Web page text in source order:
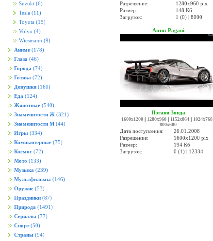
Suzuki (6)
Tesla (11)
Toyota (15)
Volvo (4)
Wiesmann (9)
Аниме (178)
Глаза (46)
Города (74)
Готика (72)
Девушки (160)
Еда (124)
Животные (540)
Знаменитости Ж (321)
Знаменитости М (44)
Игры (334)
Компьютерные (75)
Космос (72)
Мото (133)
Музыка (239)
Мультфильмы (146)
Оружие (53)
Праздники (87)
Природа (1491)
Сериалы (77)
Спорт (50)
Страны (94)
Разрешение:
1280x960 pix
Размер:
148 Кб
Загрузок:
1 (0) | 8000
Авто: Pagani
Пэгани Зонда
1600x1200 | 1280x960 | 1152x864 | 1024x768
800x600
Дата поступления:
26.01.2008
Разрешение:
1600x1200 pix
Размер:
194 Кб
Загрузок:
0 (1) | 12334